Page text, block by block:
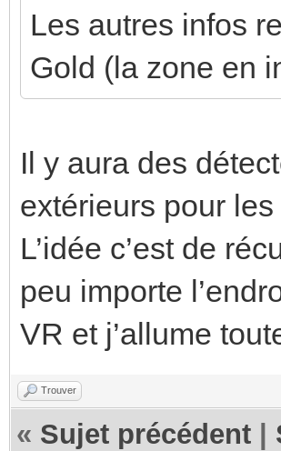
Les autres infos
Gold (la zone en
Il y aura des
extérieurs pour
L’idée c’est de
peu importe
VR et j’allume
Trouver
« Sujet précédent